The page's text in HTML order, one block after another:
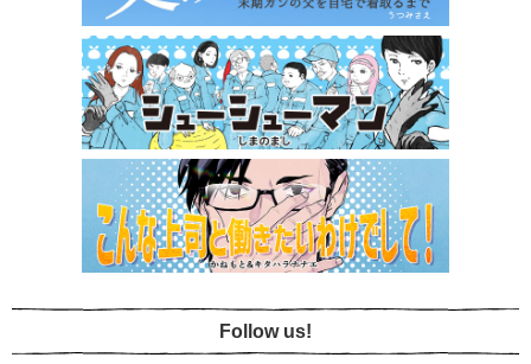
Follow us!